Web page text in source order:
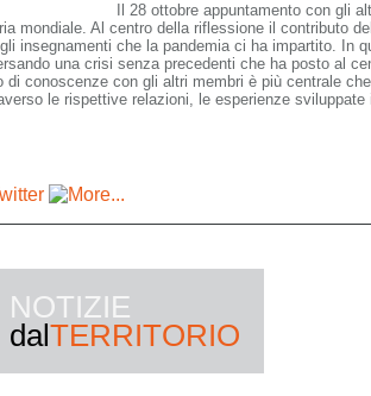
Il 28 ottobre appuntamento con gli
mondiale. Al centro della riflessione il contributo
insegnamenti che la pandemia ci ha impartito. In
una crisi senza precedenti che ha posto al
di conoscenze con gli altri membri è più centrale
le rispettive relazioni, le esperienze
NOTIZIE
dalTERRITORIO